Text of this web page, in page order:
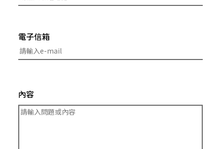
電子信箱
內容